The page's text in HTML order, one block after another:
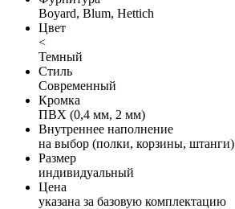
Boyard, Blum, Hettich
Цвет
<
Темный
Стиль
Современный
Кромка
ПВХ (0,4 мм, 2 мм)
Внутреннее наполнение
на выбор (полки, корзины, штанги)
Размер
индивидуальный
Цена
указана за базовую комплектацию